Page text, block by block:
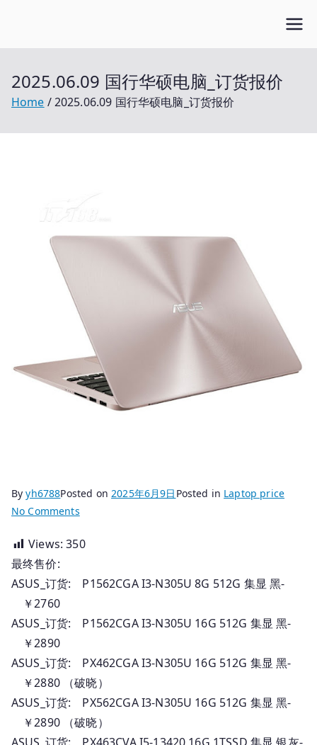
2025.06.09 国行华硕电脑_订货报价
Home 2025.06.09 国行华硕电脑_订货报价
Byyh6788Posted on2025年6月9日 Posted in Laptop price
No Commentson
国
华
电
订
货
报
价
Views: 350
最终售价:
ASUS_订货: P1562CGA I3-N305U 8G 512G 集显 黑-
￥2760
ASUS_订货: P1562CGA I3-N305U 16G 512G 集显 黑-
￥2890
ASUS_订货: PX462CGA I3-N305U 16G 512G 集显 黑-
￥2880 （破晓）
ASUS_订货: PX562CGA I3-N305U 16G 512G 集显 黑-
￥2890 （破晓）